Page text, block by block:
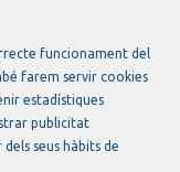
funcionament del
farem servir cookies
estadístiques
publicitat
seus hàbits de